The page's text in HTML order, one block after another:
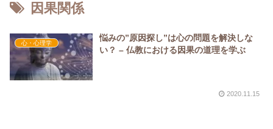
因果関係
心・心理学
悩みの”原因探し”は心の問題を解決しな
い？ – 仏教における因果の道理を学ぶ
2020.11.15